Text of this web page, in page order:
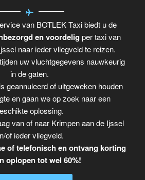
van BOTLEK Taxi biedt u de
en voordelig per taxi van
naar ieder vliegveld te reizen.
uw vluchtgegevens nauwkeurig
in de gaten.
geannuleerd of uitgeweken houden
en gaan we op zoek naar een
oplossing.
van of naar Krimpen aan de Ijssel
of ieder vliegveld.
of telefonisch en ontvang korting
oplopen tot wel 60%!